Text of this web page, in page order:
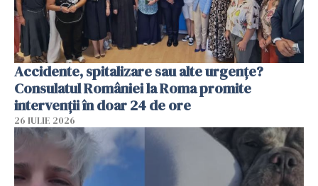
Accidente, spitalizare sau alte urgențe?
Consulatul României la Roma promite
intervenții în doar 24 de ore
26 IULIE 2026